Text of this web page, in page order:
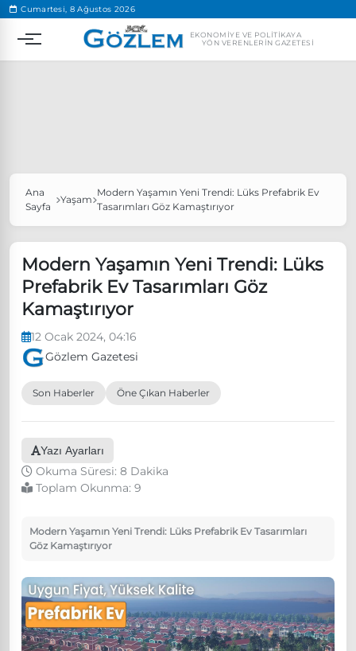
Cumartesi, 8 Ağustos 2026
EKONOMIYE VE POLITIKAYA
YÖN VERENLERIN GAZETESI
Popüler Aramalar
Özgür Özel, Ekrem İmamoğlu’nu ziyaret edecek
Ünlü çift bir etkinliğe daha katılmama kararı aldı
Boykot
Ana
Sayfa
Yaşam
Modern Yaşamın Yeni Trendi: Lüks Prefabrik Ev
Tasarımları Göz Kamaştırıyor
Modern Yaşamın Yeni Trendi: Lüks
Prefabrik Ev Tasarımları Göz
Kamaştırıyor
12 Ocak 2024, 04:16
Gözlem Gazetesi
Son Haberler Öne Çıkan Haberler
Yazı Ayarları
Okuma Süresi: 8 Dakika
Toplam Okunma: 9
Modern Yaşamın Yeni Trendi: Lüks Prefabrik Ev Tasarımları
Göz Kamaştırıyor